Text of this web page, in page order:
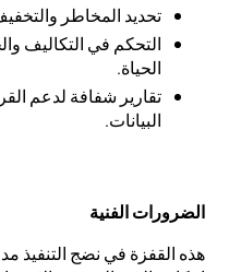
تحديد المخاطر
التحكم في التكاليف
الحياة.
تقارير شفافة لدعم
البيانات.
الضرورات الفنية
هذه القفزة في نضج التنفيذ